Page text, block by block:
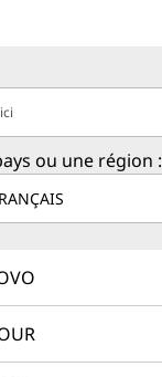
ou une région :